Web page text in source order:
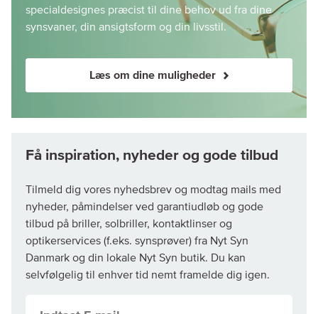
specialdesignes præcist til dine behov ud fra dine
synsvaner, din ansigtsform og din livsstil.
Læs om dine muligheder
Tilmeld dig vores nyhedsbrev og modtag mails med
nyheder, påmindelser ved garantiudløb og gode
tilbud på briller, solbriller, kontaktlinser og
optikerservices (f.eks. synsprøver) fra Nyt Syn
Danmark og din lokale Nyt Syn butik. Du kan
selvfølgelig til enhver tid nemt framelde dig igen.